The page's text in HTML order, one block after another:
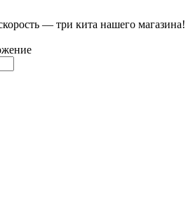
— три кита нашего магазина!